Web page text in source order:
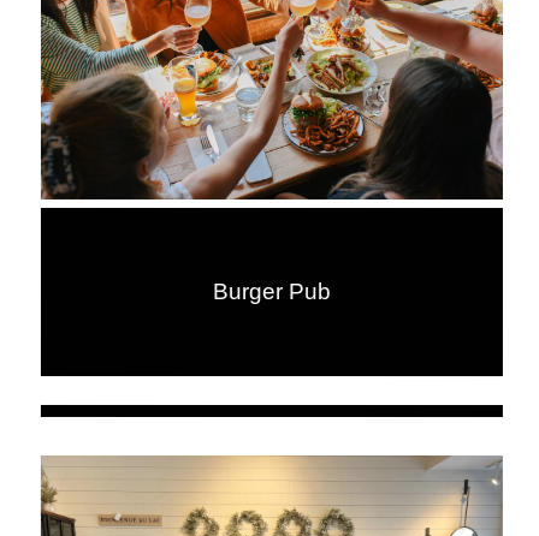
Burger Pub